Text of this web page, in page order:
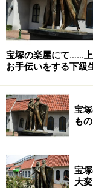
3日(土)【OG】
見!」
6日(火)【OG】遼
～トキメキの時～」
6日(火)【OG】は
～「美と若さの新
7日(水)【宙組】
宝塚の楽屋にて……
お手伝いをする下級
宝
も
宝
大